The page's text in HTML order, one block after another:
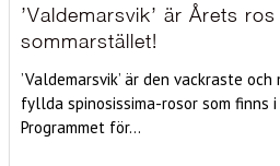
’Valdemarsvik’ är Årets
sommarstället!
’Valdemarsvik’ är den vackraste
fyllda spinosissima-rosor som finns
Programmet för...